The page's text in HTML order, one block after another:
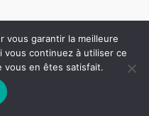
un média
aujourd’hui
vous garantir la meilleure
continuez à utiliser ce
vous en êtes satisfait.